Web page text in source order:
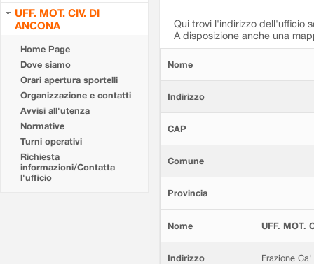
UFF. MOT. CIV. DI
ANCONA
Home Page
Dove siamo
Orari apertura sportelli
Organizzazione e contatti
Avvisi all'utenza
Normative
Turni operativi
Richiesta
informazioni/Contatta
l'ufficio
Qui trovi l'indirizzo dell'ufficio
A disposizione anche una
Nome
Indirizzo
CAP
Comune
Provincia
Nome UFF. MOT.
Indirizzo Frazione